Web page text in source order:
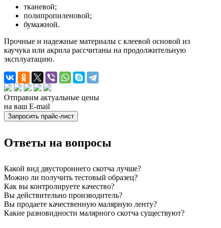
тканевой;
полипропиленовой;
бумажной.
Прочные и надежные материалы с клеевой основой из
каучука или акрила рассчитаны на продолжительную
эксплуатацию.
Отправим актуальные цены
на ваш E-mail
Ответы на вопросы
Какой вид двустороннего скотча лучше?
Можно ли получить тестовый образец?
Как вы контролируете качество?
Вы действительно производитель?
Вы продаете качественную малярную ленту?
Какие разновидности малярного скотча существуют?